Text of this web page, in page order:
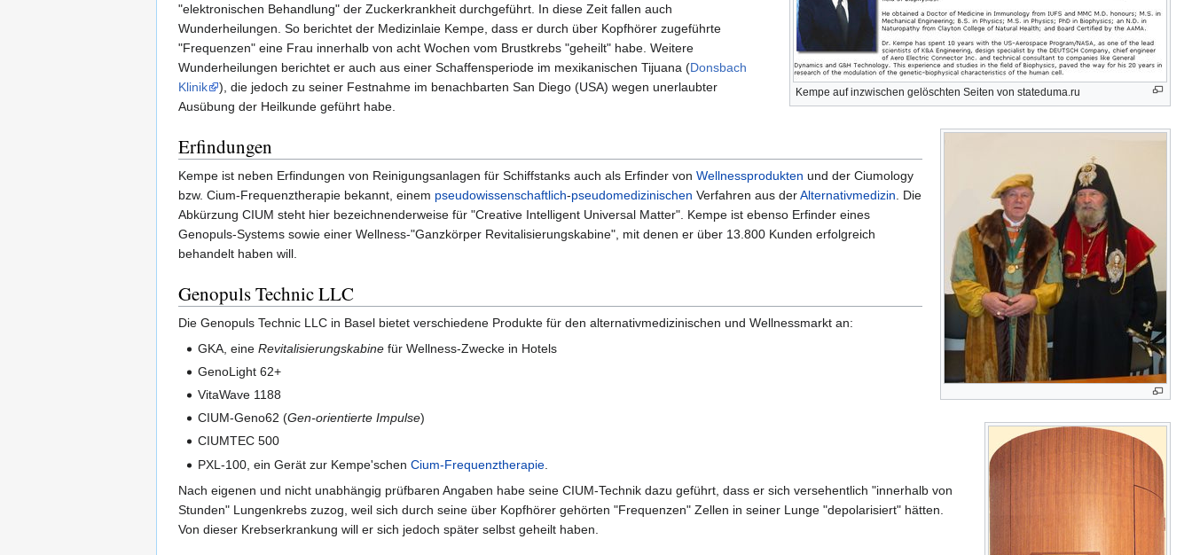
Kempe auf inzwischen gelöschten Seiten von stateduma.ru
"elektronischen Behandlung" der Zuckerkrankheit durchgeführt. In diese Zeit fallen auch
Wunderheilungen. So berichtet der Medizinlaie Kempe, dass er durch über Kopfhörer zugeführte
"Frequenzen" eine Frau innerhalb von acht Wochen vom Brustkrebs "geheilt" habe. Weitere
Wunderheilungen berichtet er auch aus einer Schaffensperiode im mexikanischen Tijuana (Donsbach
Klinik
), die jedoch zu seiner Festnahme im benachbarten San Diego (USA) wegen unerlaubter
Ausübung der Heilkunde geführt habe.
Erfindungen
Kempe ist neben Erfindungen von Reinigungsanlagen für Schiffstanks auch als Erfinder von Wellnessprodukten und der Ciumology
bzw. Cium-Frequenztherapie bekannt, einem pseudowissenschaftlich-pseudomedizinischen Verfahren aus derAlternativmedizin . Die
Abkürzung CIUM steht hier bezeichnenderweise für "Creative Intelligent Universal Matter". Kempe ist ebenso Erfinder eines
Genopuls-Systems sowie einer Wellness-"Ganzkörper Revitalisierungskabine", mit denen er über 13.800 Kunden erfolgreich
behandelt haben will.
Genopuls Technic LLC
Die Genopuls Technic LLC in Basel bietet verschiedene Produkte für den alternativmedizinischen und Wellnessmarkt an:
GKA, eineRevitalisierungskabine für Wellness-Zwecke in Hotels
GenoLight 62+
VitaWave 1188
CIUM-Geno62 (Gen-orientierte Impulse)
CIUMTEC 500
PXL-100, ein Gerät zur Kempe'schenCium-Frequenztherapie
Nach eigenen und nicht unabhängig prüfbaren Angaben habe seine CIUM-Technik dazu geführt, dass er sich versehentlich "innerhalb von
Stunden" Lungenkrebs zuzog, weil sich durch seine über Kopfhörer gehörten "Frequenzen" Zellen in seiner Lunge "depolarisiert" hätten.
Von dieser Krebserkrankung will er sich jedoch später selbst geheilt haben.